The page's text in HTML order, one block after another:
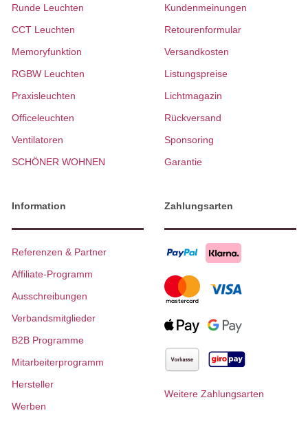
Runde Leuchten
CCT Leuchten
Memoryfunktion
RGBW Leuchten
Praxisleuchten
Officeleuchten
Ventilatoren
SCHÖNER WOHNEN
Kundenmeinungen
Retourenformular
Versandkosten
Listungspreise
Lichtmagazin
Rückversand
Sponsoring
Garantie
Information
Referenzen & Partner
Affiliate-Programm
Ausschreibungen
Verbandsmitglieder
B2B Programme
Mitarbeiterprogramm
Hersteller
Werben
Zahlungsarten
Weitere Zahlungsarten